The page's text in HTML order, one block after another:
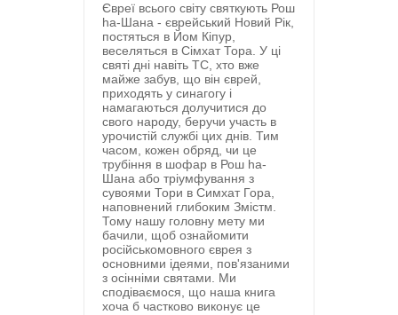
Євреї всього світу святкують Рош
ha-Шана - єврейський Новий Рік,
постяться в Йом Кіпур,
веселяться в Сімхат Тора. У ці
святі дні навіть ТС, хто вже
майже забув, що він єврей,
приходять у синагогу і
намагаються долучитися до
свого народу, беручи участь в
урочистій службі цих днів. Тим
часом, кожен обряд, чи це
трубіння в шофар в Рош ha-
Шана або тріумфування з
сувоями Тори в Симхат Гора,
наповнений глибоким Змістм.
Тому нашу головну мету ми
бачили, щоб ознайомити
російськомовного єврея з
основними ідеями, пов'язаними
з осінніми святами. Ми
сподіваємося, що наша книга
хоча б частково виконує це